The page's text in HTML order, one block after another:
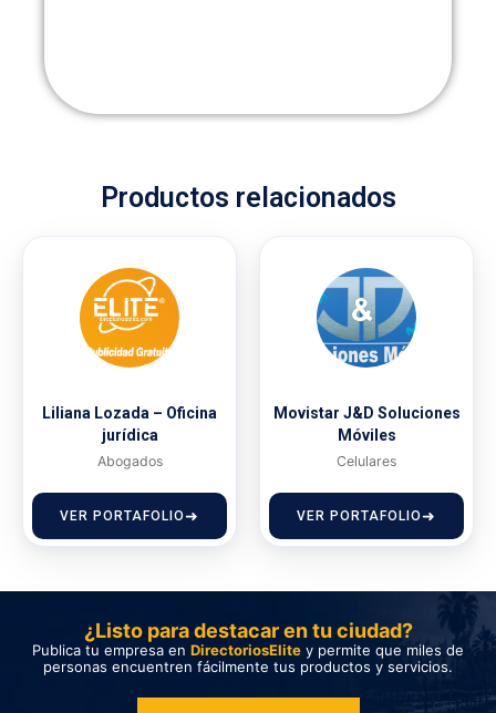
Productos relacionados
Liliana Lozada – Oficina
jurídica
Abogados
VER PORTAFOLIO
Movistar J&D Soluciones
Móviles
Celulares
VER PORTAFOLIO
¿Listo para destacar en tu ciudad?
Publica tu empresa en DirectoriosElite y permite que miles de
personas encuentren fácilmente tus productos y servicios.